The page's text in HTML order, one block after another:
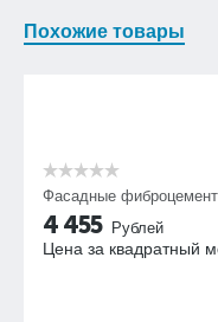
Похожие товары
Фасадные
4 455 Рублей
Цена за квадратный